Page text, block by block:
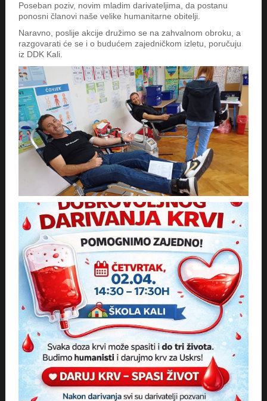
Poseban poziv, novim mladim darivateljima, da postanu
ponosni članovi naše velike humanitarne obitelji.
Naravno, poslije akcije družimo se na zahvalnom obroku, a
razgovarati će se i o budućem zajedničkom izletu, poručuju
iz DDK Kali.